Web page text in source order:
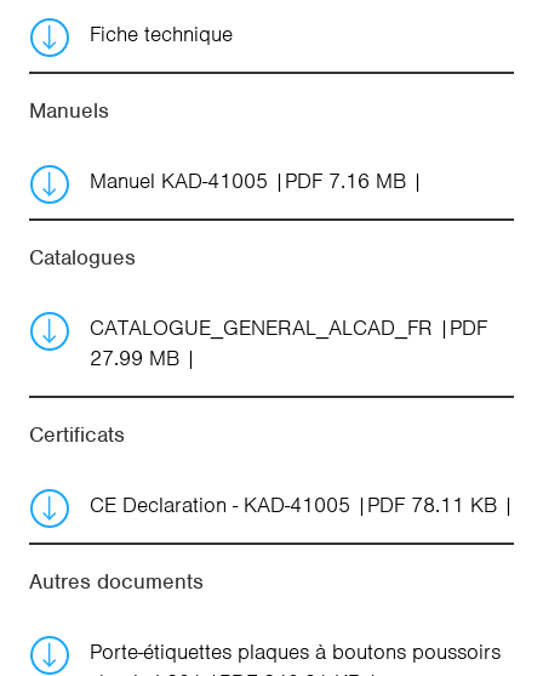
Fiche technique
Manuels
Manuel KAD-41005 PDF 7.16 MB
Catalogues
CATALOGUE_GENERAL_ALCAD_FR
PDF
27.99 MB
Certificats
CE Declaration - KAD-41005 PDF 78.11 KB
Autres documents
Porte-étiquettes plaques à boutons poussoirs